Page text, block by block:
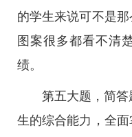
的学生来说可不是
图案很多都看不清
绩。
第五大题，简
生的综合能力，全